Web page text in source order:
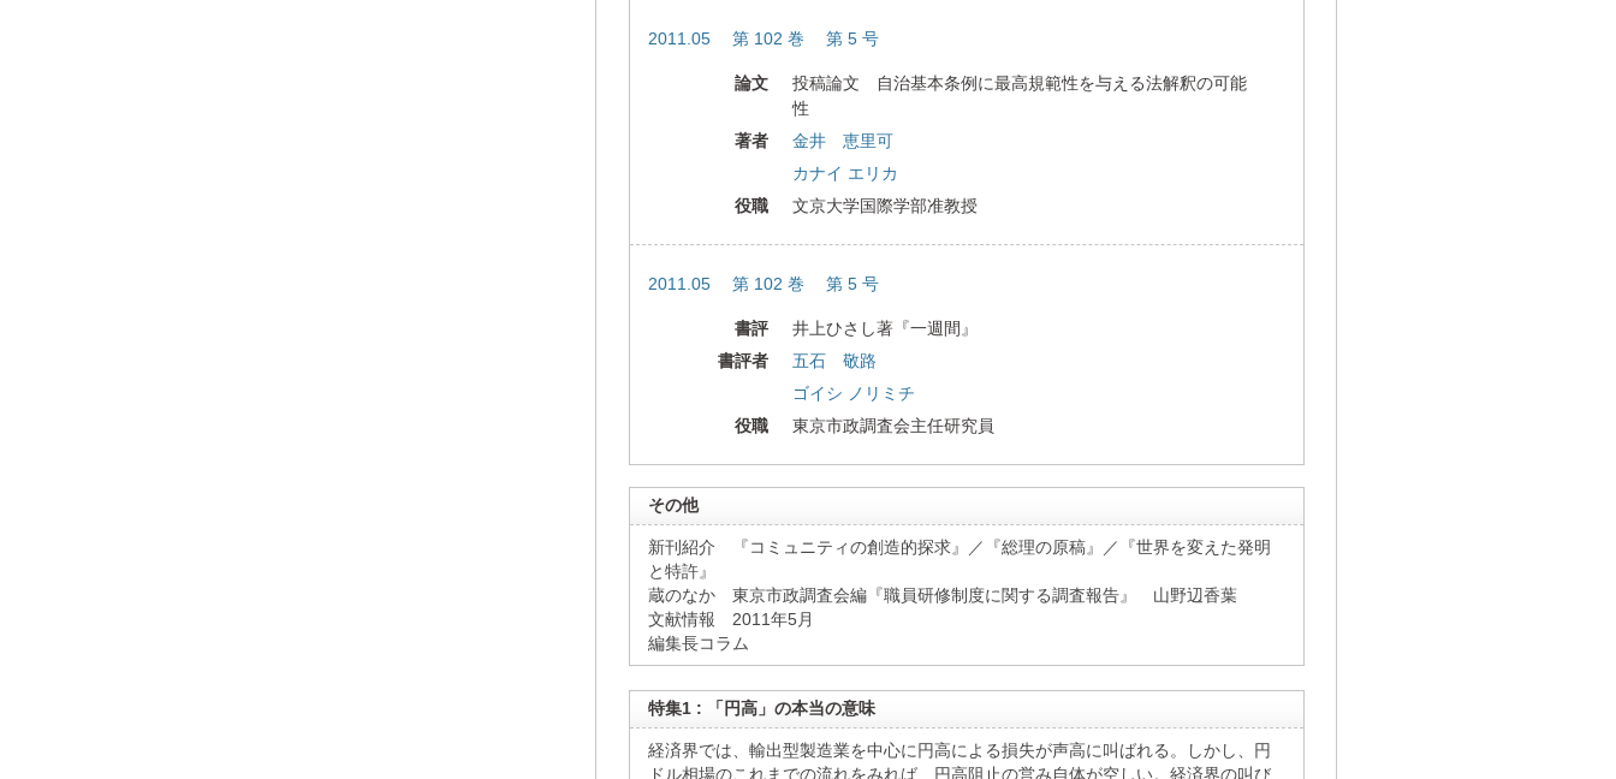
2011.05 第 102 巻 第 5 号
論文
投稿論文 自治基本条例に最高規範性を与える法解釈の可能
性
著者
金井 恵里可
カナイ エリカ
役職
文京大学国際学部准教授
2011.05 第 102 巻 第 5 号
書評
井上ひさし著『一週間』
書評者
五石 敬路
ゴイシ ノリミチ
役職
東京市政調査会主任研究員
その他
新刊紹介 『コミュニティの創造的探求』／『総理の原稿』／『世界を変えた発明
と特許』
蔵のなか 東京市政調査会編『職員研修制度に関する調査報告』 山野辺香葉
文献情報 2011年5月
編集長コラム
特集1 : 「円高」の本当の意味
経済界では、輸出型製造業を中心に円高による損失が声高に叫ばれる。しかし、円
ドル相場のこれまでの流れをみれば、円高阻止の営み自体が空しい。経済界の叫び